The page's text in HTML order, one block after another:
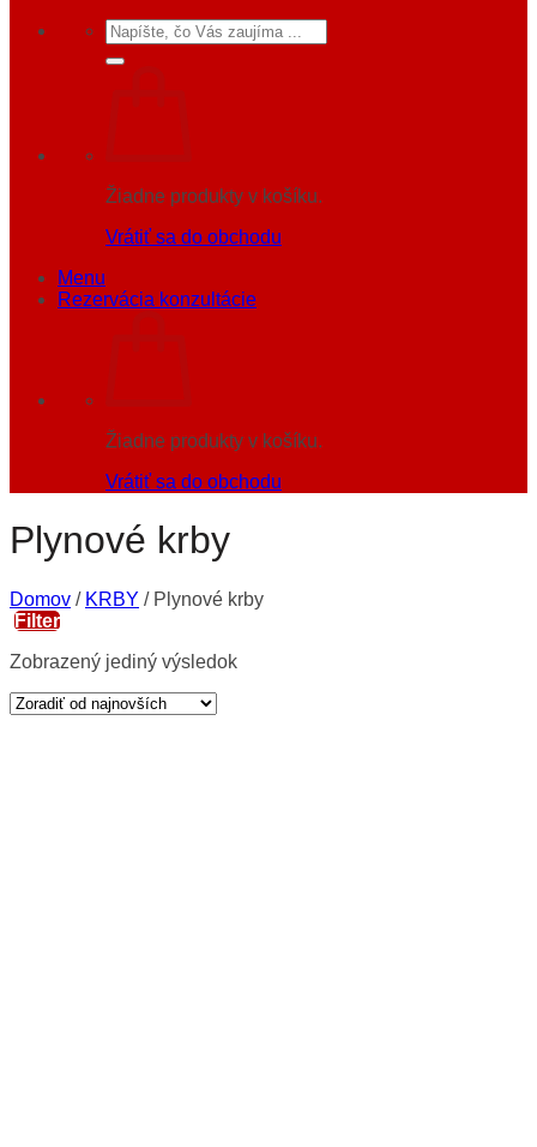
Hľadať:
Žiadne produkty v košíku.
Vrátiť sa do obchodu
Menu
Rezervácia konzultácie
Žiadne produkty v košíku.
Vrátiť sa do obchodu
Plynové krby
Domov / KRBY /Plynové krby
Filter
Zobrazený jediný výsledok